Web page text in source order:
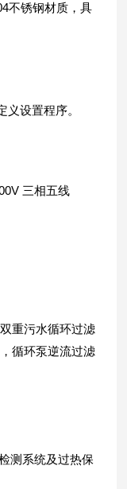
不锈钢材质，具
义设置程序。
三相五线
重污水循环过滤
循环泵逆流过滤
测系统及过热保